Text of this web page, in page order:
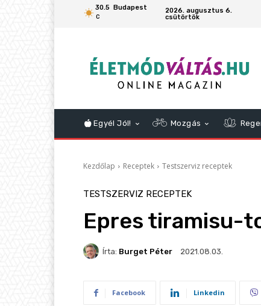
30.5
C
Budapest
2026. augusztus 6.
csütörtök
Egyél Jól! Mozgás
Kezdőlap Receptek Testszerviz receptek
TESTSZERVIZ RECEPTEK
Epres tiramisu-
Írta: Burget Péter 2021.08.03.
Facebook Linkedin